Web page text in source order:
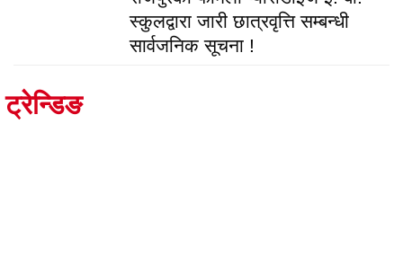
स्कुलद्वारा जारी छात्रवृत्ति सम्बन्धी
सार्वजनिक सूचना !
ट्रेन्डिङ